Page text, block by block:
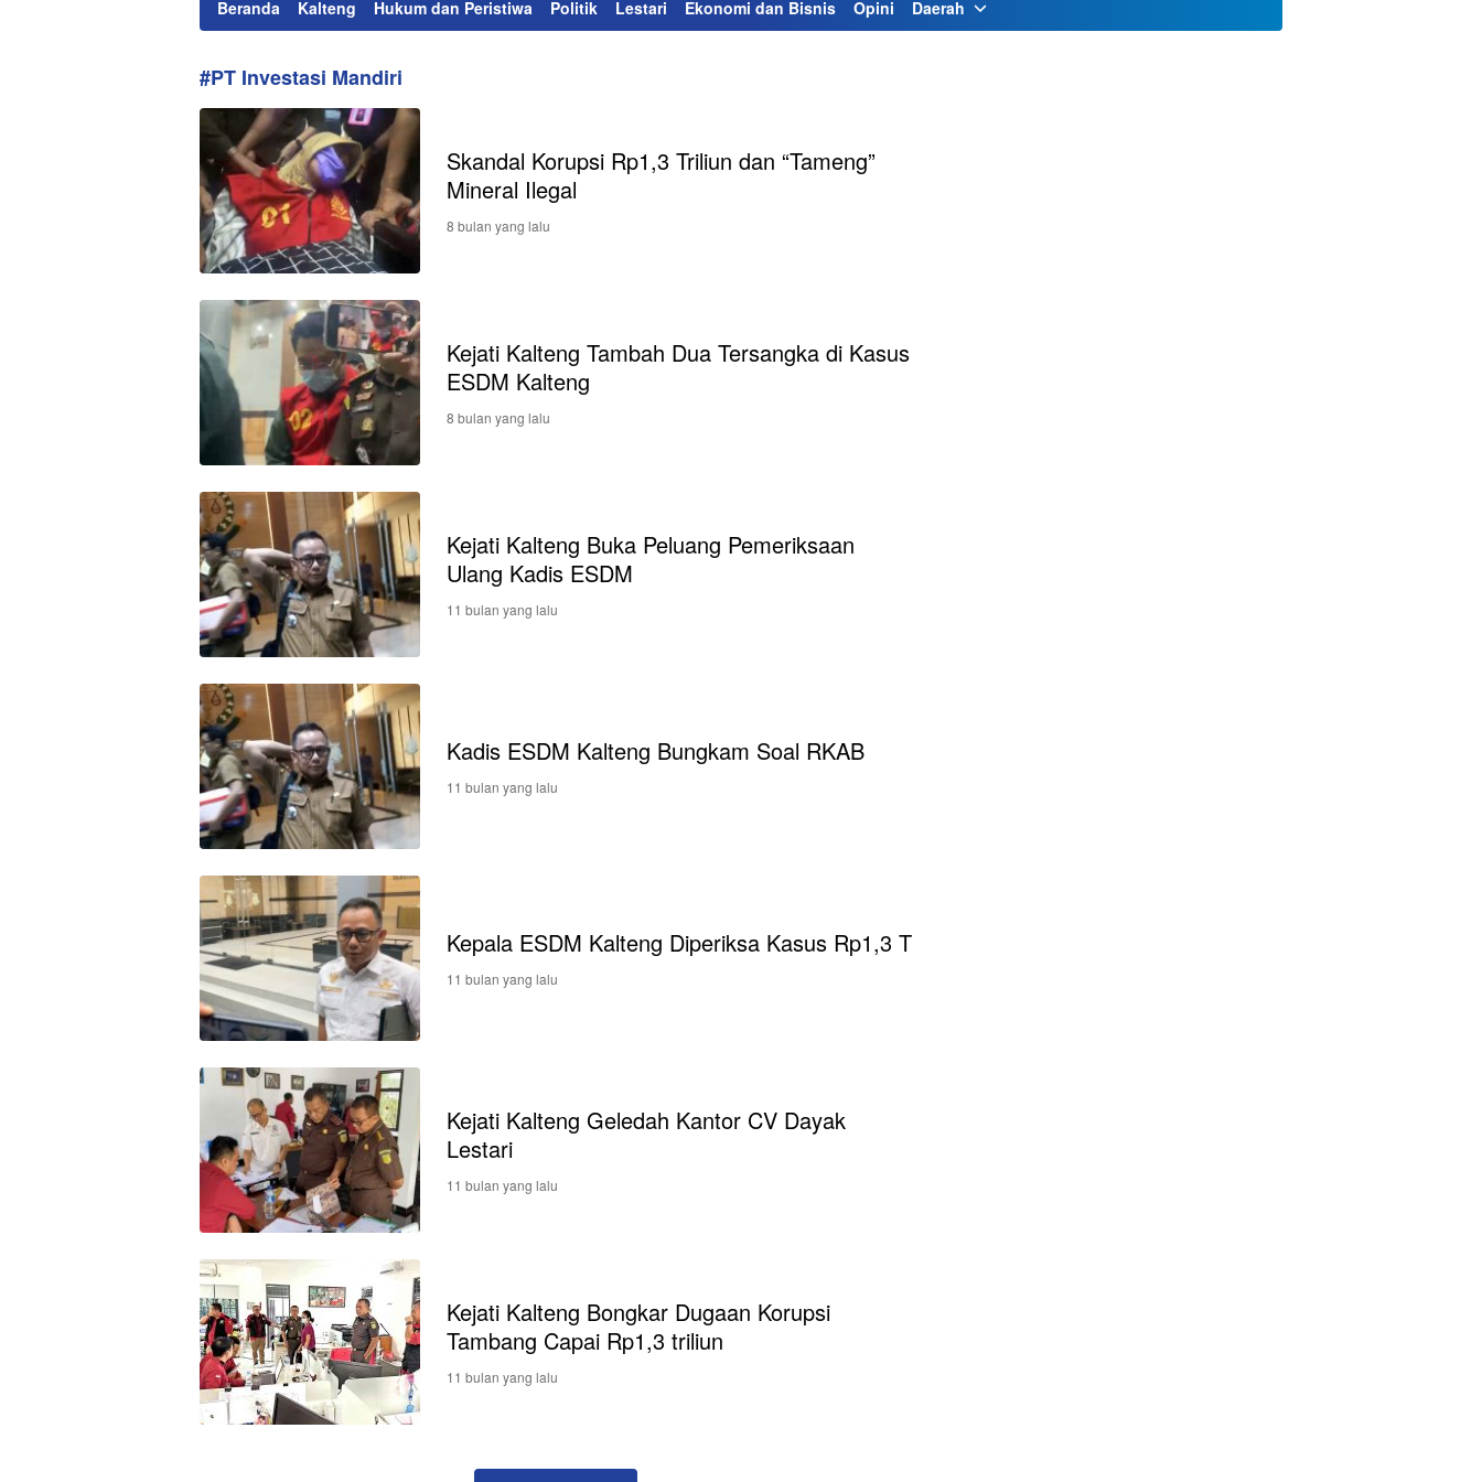
Beranda Kalteng Hukum dan Peristiwa Politik Lestari Ekonomi dan Bisnis Opini Daerah
#PT Investasi Mandiri
Skandal Korupsi Rp1,3 Triliun dan “Tameng”
Mineral Ilegal
8 bulan yang lalu
Kejati Kalteng Tambah Dua Tersangka di Kasus
ESDM Kalteng
8 bulan yang lalu
Kejati Kalteng Buka Peluang Pemeriksaan
Ulang Kadis ESDM
11 bulan yang lalu
Kadis ESDM Kalteng Bungkam Soal RKAB
11 bulan yang lalu
Kepala ESDM Kalteng Diperiksa Kasus Rp1,3 T
11 bulan yang lalu
Kejati Kalteng Geledah Kantor CV Dayak
Lestari
11 bulan yang lalu
Kejati Kalteng Bongkar Dugaan Korupsi
Tambang Capai Rp1,3 triliun
11 bulan yang lalu